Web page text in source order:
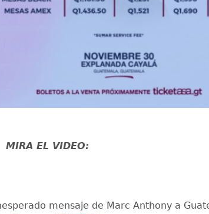
MIRA EL VIDEO:
mensaje de Marc Anthony a